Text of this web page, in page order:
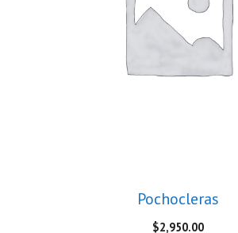
Pochocleras
$2,950.00